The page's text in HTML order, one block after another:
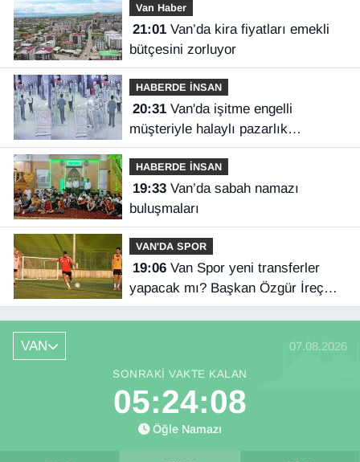
Van Haber
21:01Van’da kira fiyatları emekli
bütçesini zorluyor
HABERDE İNSAN
20:31Van'da işitme engelli
müşteriyle halaylı pazarlık
gülümsetti
HABERDE İNSAN
19:33Van’da sabah namazı
buluşmaları
VAN'DA SPOR
19:06Van Spor yeni transferler
yapacak mı? Başkan Özgür İreç
İlhan açıkladı
VAN 07.08.2026
SONRAKI VAKTE KALAN
05:24:08
Öğle Namazı